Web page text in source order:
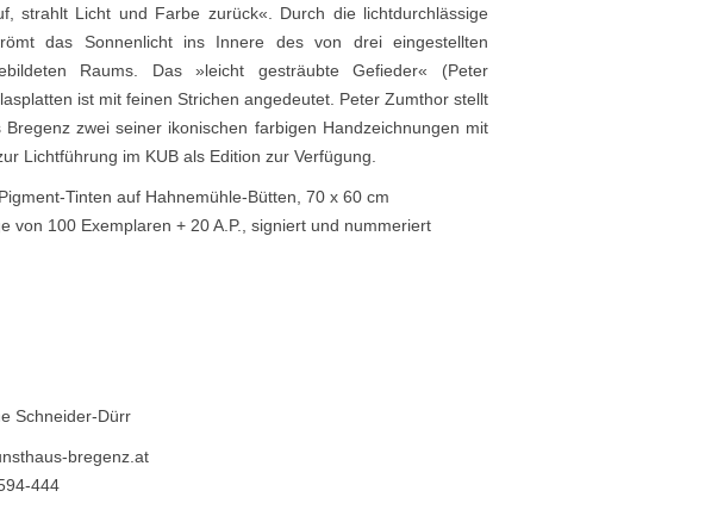
strahlt Licht und Farbe zurück«. Durch die lichtdurchlässige
das Sonnenlicht ins Innere des von drei eingestellten
Raums. Das »leicht gesträubte Gefieder« (Peter
ist mit feinen Strichen angedeutet. Peter Zumthor stellt
Bregenz zwei seiner ikonischen farbigen Handzeichnungen mit
Lichtführung im KUB als Edition zur Verfügung.
Tinten auf Hahnemühle-Bütten, 70 x 60 cm
von 100 Exemplaren + 20 A.P., signiert und nummeriert
Schneider-Dürr
bregenz.at
444